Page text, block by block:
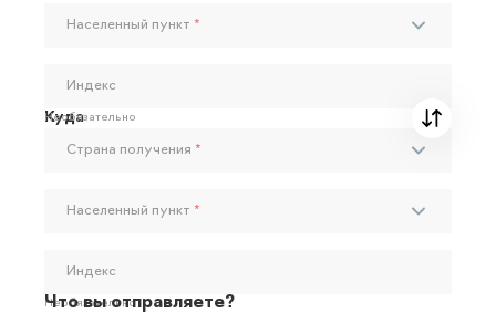
Населенный пункт *
Индекс
Необязательно
Куда
Страна получения *
Населенный пункт *
Индекс
Необязательно
Что вы отправляете?